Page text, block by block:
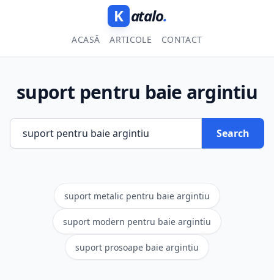
K atalo.
ACASĂ ARTICOLE CONTACT
suport pentru baie argintiu
Search
suport metalic pentru baie argintiu
suport modern pentru baie argintiu
suport prosoape baie argintiu